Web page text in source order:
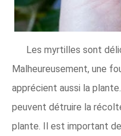
Les myrtilles sont
Malheureusement, une
apprécient aussi la
peuvent détruire la
plante. Il est important